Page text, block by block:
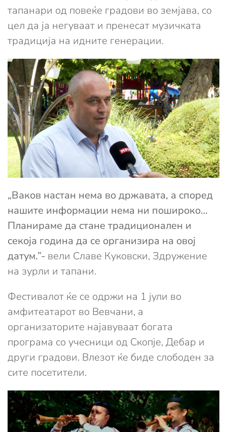
тапанари од повеќе градови во земјава, со
цел да ја негуваат и пренесат музичката
традиција на идните генерации.
„Ваков настан нема во државата, а според
нашите информации нема ни пошироко…
Планираме да стане традиционален и
секоја година да се организира на овој
датум.”- вели Славе Куковски, Здружение
на зурли и тапани.
Фестивалот ќе се одржи на 1 јули во
амфитеатарот во Вевчани, а
организаторите најавуваат богата
програма со учесници од Скопје, Дебар и
други градови. Влезот ќе биде слободен за
сите посетители.